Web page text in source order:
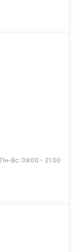
Пн-Вс: 09:00 - 21:00